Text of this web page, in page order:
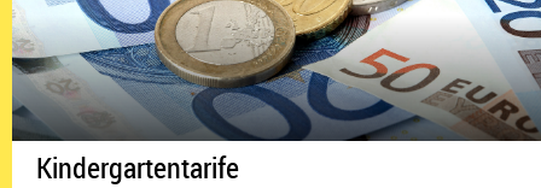
Kindergartentarife